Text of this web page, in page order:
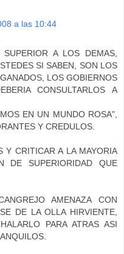
a las 10:44
A LOS DEMAS,
SI SABEN, SON LOS
LOS GOBIERNOS
CONSULTARLOS A
EN UN MUNDO ROSA",
Y CREDULOS.
Y CRITICAR A LA MAYORIA
DE SUPERIORIDAD QUE
AMENAZA CON
DE LA OLLA HIRVIENTE,
PARA ATRAS ASI